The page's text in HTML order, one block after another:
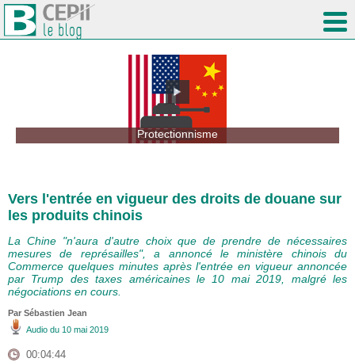
Protectionnisme
Vers l'entrée en vigueur des droits de douane sur
les produits chinois
La Chine "n'aura d'autre choix que de prendre de nécessaires
mesures de représailles", a annoncé le ministère chinois du
Commerce quelques minutes après l'entrée en vigueur annoncée
par Trump des taxes américaines le 10 mai 2019, malgré les
négociations en cours.
Par Sébastien Jean
Audio du 10 mai 2019
00:04:44